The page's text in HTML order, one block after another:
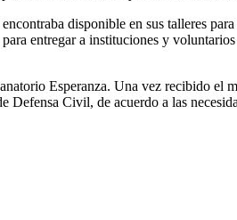
disponible en sus talleres
entregar a instituciones y
Esperanza. Una vez recibido el
Civil, de acuerdo a las